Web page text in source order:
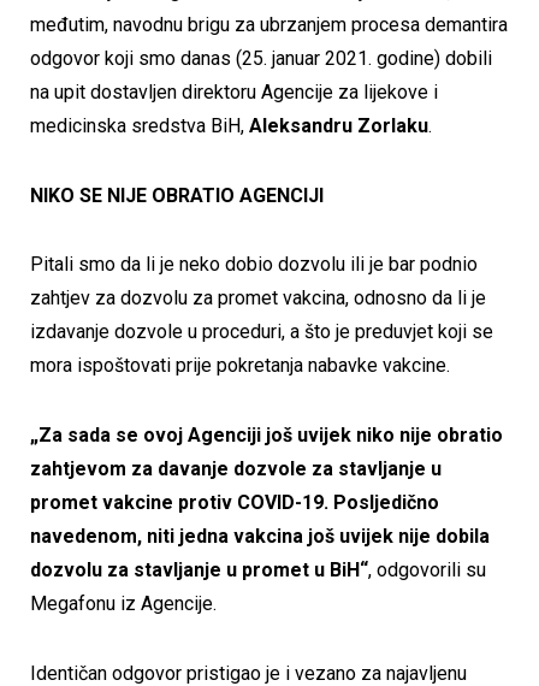
međutim, navodnu brigu za ubrzanjem procesa demantira
odgovor koji smo danas (25. januar 2021. godine) dobili
na upit dostavljen direktoru Agencije za lijekove i
medicinska sredstva BiH, Aleksandru Zorlaku.
NIKO SE NIJE OBRATIO AGENCIJI
Pitali smo da li je neko dobio dozvolu ili je bar podnio
zahtjev za dozvolu za promet vakcina, odnosno da li je
izdavanje dozvole u proceduri, a što je preduvjet koji se
mora ispoštovati prije pokretanja nabavke vakcine.
„Za sada se ovoj Agenciji još uvijek niko nije obratio
zahtjevom za davanje dozvole za stavljanje u
promet vakcine protiv COVID-19. Posljedično
navedenom, niti jedna vakcina još uvijek nije dobila
dozvolu za stavljanje u promet u BiH“, odgovorili su
Megafonu iz Agencije.
Identičan odgovor pristigao je i vezano za najavljenu